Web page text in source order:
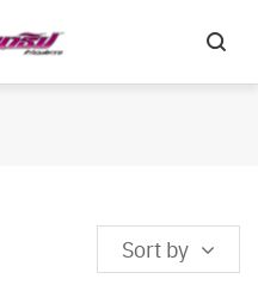
Sort by